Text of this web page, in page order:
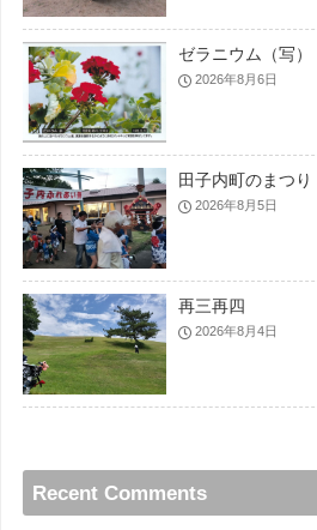
ゼラニウム（写）
2026年8月6日
田子内町のまつり
2026年8月5日
再三再四
2026年8月4日
Recent Comments